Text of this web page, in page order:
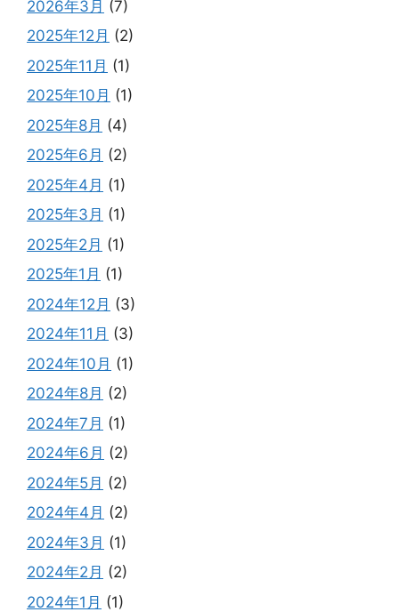
2026年3月 (7)
2025年12月 (2)
2025年11月 (1)
2025年10月 (1)
2025年8月 (4)
2025年6月 (2)
2025年4月 (1)
2025年3月 (1)
2025年2月 (1)
2025年1月 (1)
2024年12月 (3)
2024年11月 (3)
2024年10月 (1)
2024年8月 (2)
2024年7月 (1)
2024年6月 (2)
2024年5月 (2)
2024年4月 (2)
2024年3月 (1)
2024年2月 (2)
2024年1月 (1)